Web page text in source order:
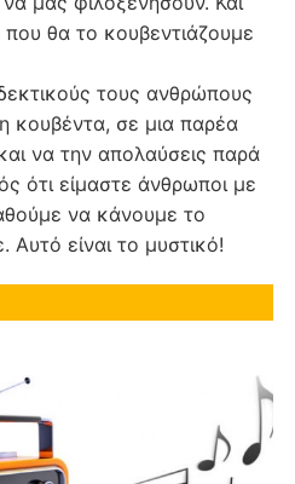
θα το κουβεντιάζουμε
τους ανθρώπους
κουβέντα, σε μια παρέα
να την απολαύσεις παρά
ότι είμαστε άνθρωποι με
να κάνουμε το
είναι το μυστικό!